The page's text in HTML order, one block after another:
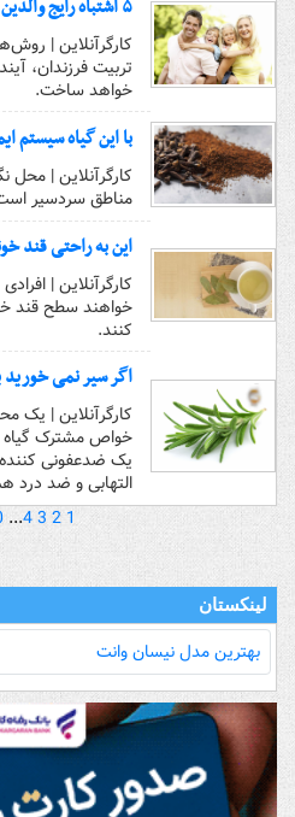
۵ اشتباه رایج والدین در تربیت فرزندان
کارگرآنلاین |
تربیت فرزندان،
خواهد ساخت.
با این گیاه سیستم
کارگرآنلاین |
مناطق سردسیر
این به راحتی قند
کارگرآنلاین |
خواهند سطح قند
کنند.
اگر سیر نمی خورید
کارگرآنلاین | یک
خواص مشترک گیاه
یک ضدعفونی
التهابی و ضد درد
1
2
3
4
...
لینکستان
بهترین مدل‌ نیسان وانت